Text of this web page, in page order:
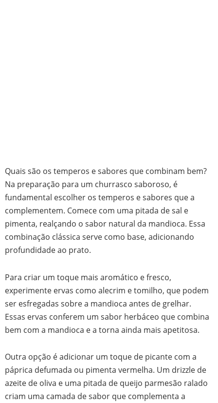
Quais são os temperos e sabores que combinam bem?
Na preparação para um churrasco saboroso, é
fundamental escolher os temperos e sabores que a
complementem. Comece com uma pitada de sal e
pimenta, realçando o sabor natural da mandioca. Essa
combinação clássica serve como base, adicionando
profundidade ao prato.
Para criar um toque mais aromático e fresco,
experimente ervas como alecrim e tomilho, que podem
ser esfregadas sobre a mandioca antes de grelhar.
Essas ervas conferem um sabor herbáceo que combina
bem com a mandioca e a torna ainda mais apetitosa.
Outra opção é adicionar um toque de picante com a
páprica defumada ou pimenta vermelha. Um drizzle de
azeite de oliva e uma pitada de queijo parmesão ralado
criam uma camada de sabor que complementa a